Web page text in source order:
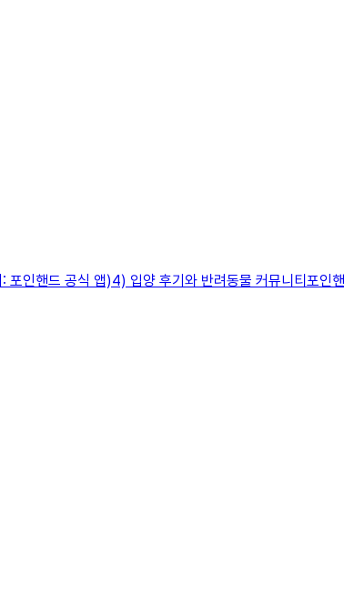
인핸드 공식 앱)4) 입양 후기와 반려동물 커뮤니티포인